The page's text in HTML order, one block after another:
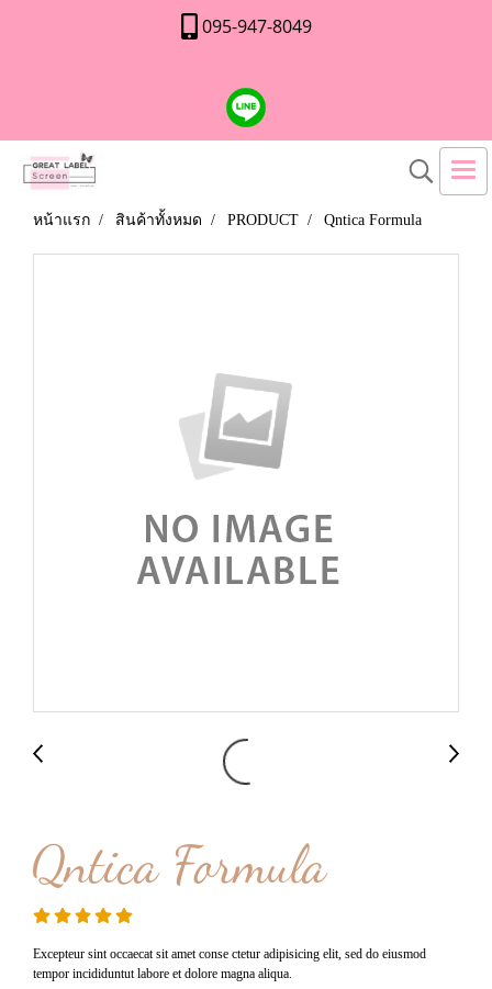
095-947-8049
หน้าแรก สินค้าทั้งหมด PRODUCT Qntica Formula
Qntica Formula
Excepteur sint occaecat sit amet conse ctetur adipisicing elit, sed do eiusmod
tempor incididuntut labore et dolore magna aliqua.